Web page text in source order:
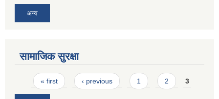
अन्य
सामाजिक सुरक्षा
Pages
« first ‹ previous 1 2 3